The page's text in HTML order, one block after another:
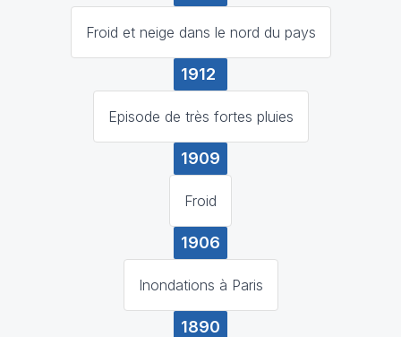
Froid et neige dans le nord du pays
1912
Episode de très fortes pluies
1909
Froid
1906
Inondations à Paris
1890